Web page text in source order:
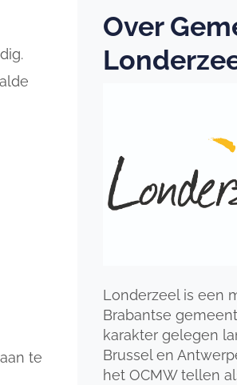
te
Over
Londerzeel is een
Brabantse
karakter gelegen
Brussel en
het OCMW tellen